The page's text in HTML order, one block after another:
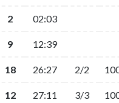
2 02:03
9 12:39
18 26:27 2/2
12 27:11 3/3
2 02:03
9 12:39
18 26:27 2/2
12 27:11 3/3